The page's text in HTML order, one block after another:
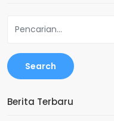
Search
Berita Terbaru